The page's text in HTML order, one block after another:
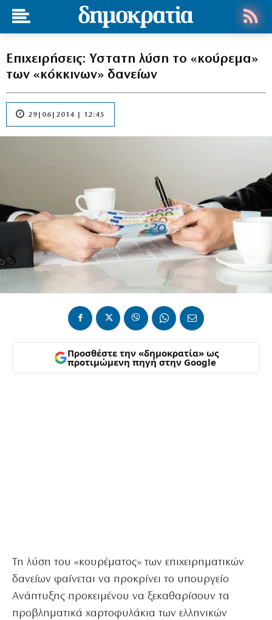
Επιχειρήσεις: Υστατη λύση το «κούρεμα»
των «κόκκινων» δανείων
29|06|2014 | 12:45
Προσθέστε την «δημοκρατία» ως
προτιμώμενη πηγή στην Google
Τη λύση του «κουρέματος» των επιχειρηματικών
δανείων φαίνεται να προκρίνει το υπουργείο
Ανάπτυξης προκειμένου να ξεκαθαρίσουν τα
προβληματικά χαρτοφυλάκια των ελληνικών